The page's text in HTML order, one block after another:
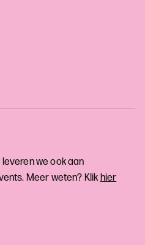
we ook aan
Meer weten? Klikhier